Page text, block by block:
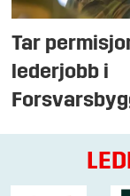
Tar
lederjobb i